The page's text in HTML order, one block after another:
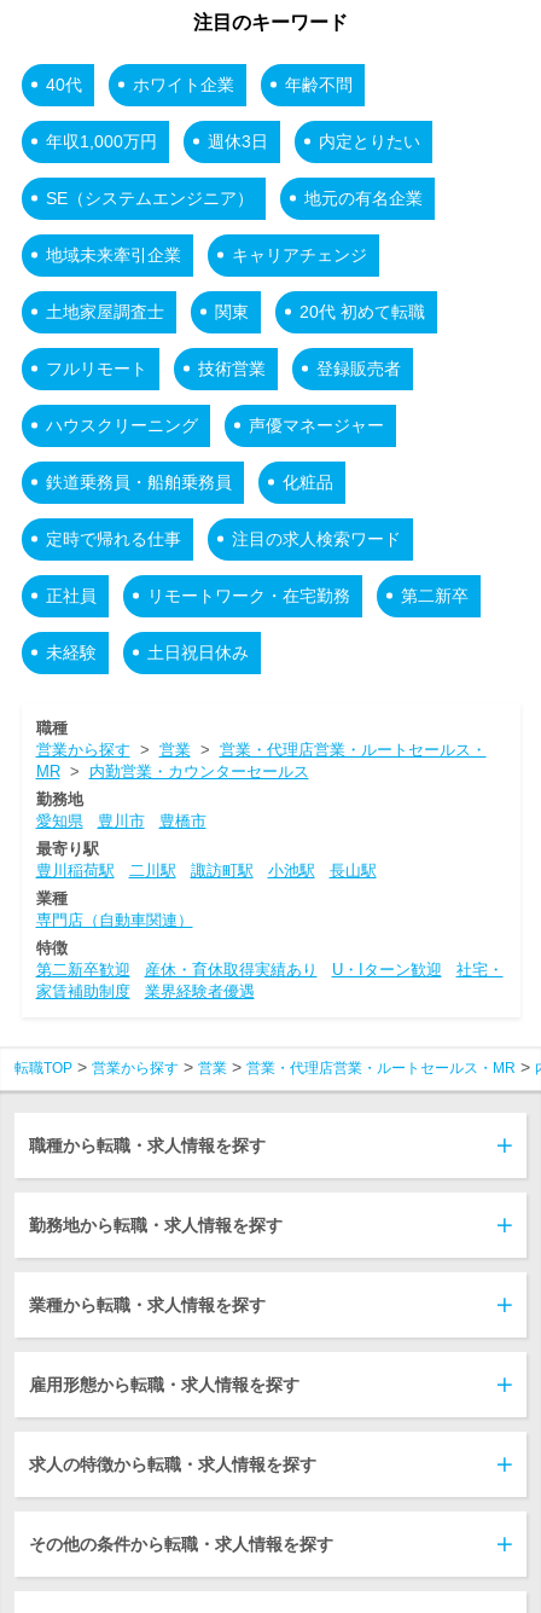
注目のキーワード
40代 ホワイト企業 年齢不問
年収1,000万円 週休3日 内定とりたい
SE（システムエンジニア） 地元の有名企業
地域未来牽引企業 キャリアチェンジ
土地家屋調査士 関東 20代 初めて転職
フルリモート 技術営業 登録販売者
ハウスクリーニング 声優マネージャー
鉄道乗務員・船舶乗務員 化粧品
定時で帰れる仕事 注目の求人検索ワード
正社員 リモートワーク・在宅勤務 第二新卒
未経験 土日祝日休み
職種
営業から探す > 営業> 営業・代理店営業・ルートセールス・
MR> 内勤営業・カウンターセールス
勤務地
愛知県
豊川市
豊橋市
最寄り駅
豊川稲荷駅
二川駅 諏訪町駅 小池駅
長山駅
業種
専門店（自動車関連）
特徴
第二新卒歓迎
産休・育休取得実績あり U・Iターン歓迎
社宅・
家賃補助制度
業界経験者優遇
転職TOP 営業から探す 営業 営業・代理店営業・ルートセールス・MR
職種から転職・求人情報を探す
勤務地から転職・求人情報を探す
業種から転職・求人情報を探す
雇用形態から転職・求人情報を探す
求人の特徴から転職・求人情報を探す
その他の条件から転職・求人情報を探す